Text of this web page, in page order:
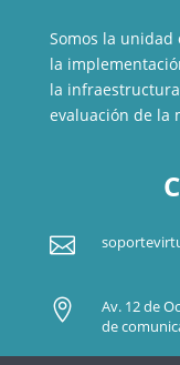
Somos la unidad
la
la
evaluación de la


Av. 12 de
de